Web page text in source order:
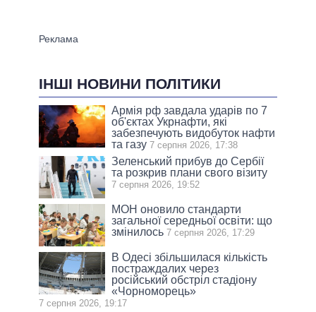
ІНШІ НОВИНИ ПОЛІТИКИ
Армія рф завдала ударів по 7
об'єктах Укрнафти, які
забезпечують видобуток нафти
та газу 7 серпня 2026, 17:38
Зеленський прибув до Сербії
та розкрив плани свого візиту
7 серпня 2026, 19:52
МОН оновило стандарти
загальної середньої освіти: що
змінилось 7 серпня 2026, 17:29
В Одесі збільшилася кількість
постраждалих через
російський обстріл стадіону
«Чорноморець»
7 серпня 2026, 19:17